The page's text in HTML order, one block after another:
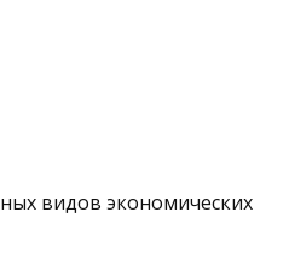
видов экономических